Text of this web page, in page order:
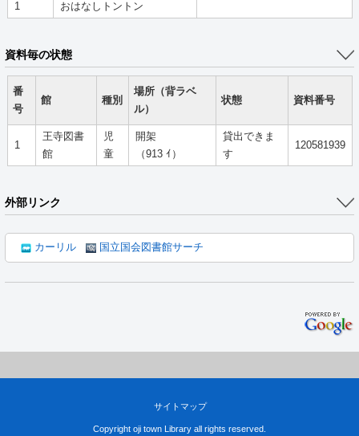
1 おはなしトントン
資料毎の状態
番
号
館 種別
場所（背ラベ
ル）
状態 資料番号
1
王寺図書
館
児
童
開架
（913 ｲ）
貸出できま
す
120581939
外部リンク
カーリル 国立国会図書館サーチ
サイトマップ
Copyright oji town Library all rights reserved.